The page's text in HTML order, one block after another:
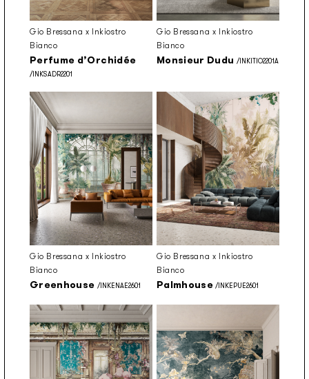
Gio Bressana x Inkiostro
Bianco
Perfume d’Orchidée
/INKSADR2201
Gio Bressana x Inkiostro
Bianco
Monsieur Dudu /INKITIO2201A
Gio Bressana x Inkiostro
Bianco
Greenhouse /INKENAE2601
Gio Bressana x Inkiostro
Bianco
Palmhouse /INKEPUE2601